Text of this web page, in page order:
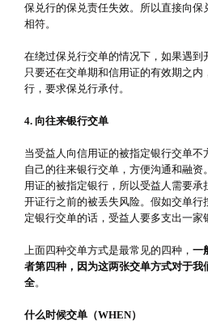
保兑行的保兑责任失效。所以直接向保
相符。
在绕过保兑行交单的情况下，如果遇到
只要还在交单期和信用证的有效期之
行，要求保兑行承付。
4. 向往来银行交单
当受益人向信用证的被指定银行交单不
自己的往来银行交单，方便沟通和融
用证的被指定银行，所以受益人需要
开证行之前的被丢失风险。假如交单行
定银行交单的话，受益人要多支出一家
上面四种交单方式是最常见的四种， 一
者第四种，因为这两张交单方式对于我
全。
什么时候交单（WHEN）